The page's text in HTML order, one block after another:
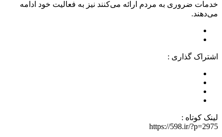
خدمات ضروری به مردم ارائه می‌کنند نیز به فعالیت خود ادامه
می‌دهند.
اشتراک گذاری :
لینک کوتاه :
https://598.ir/?p=2975